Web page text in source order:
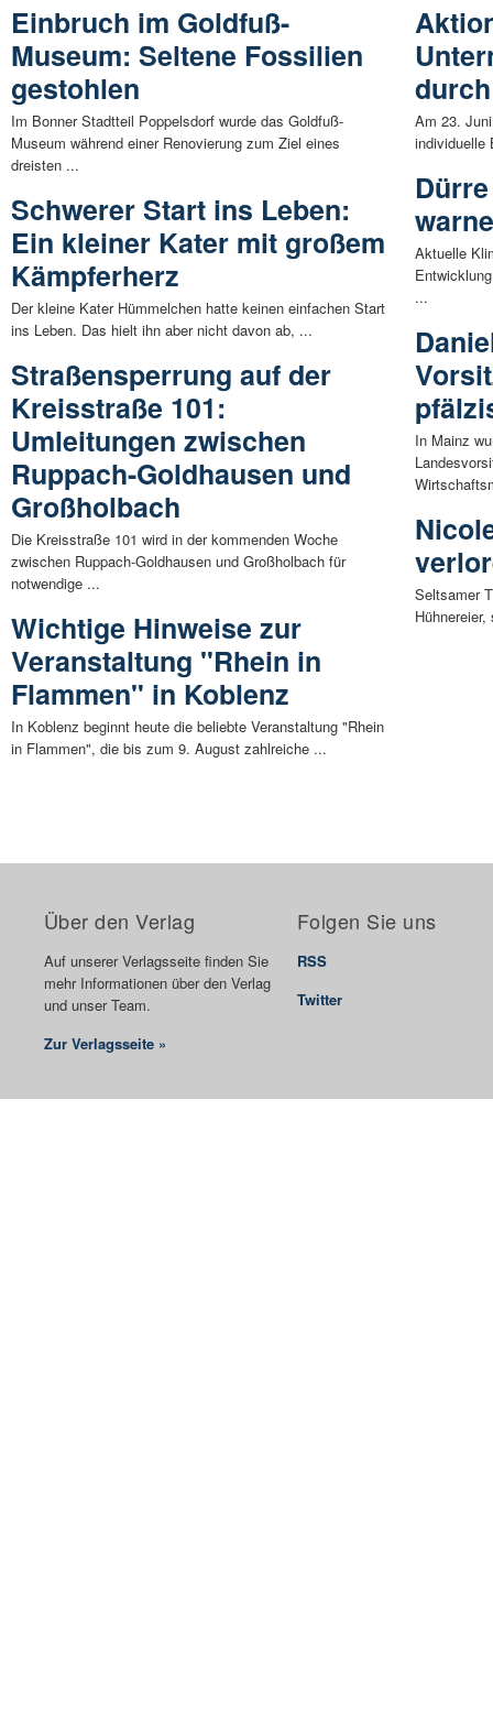
Einbruch im Goldfuß-
Museum: Seltene Fossilien
gestohlen
Im Bonner Stadtteil Poppelsdorf wurde das Goldfuß-
Museum während einer Renovierung zum Ziel eines
dreisten ...
Schwerer Start ins Leben:
Ein kleiner Kater mit großem
Kämpferherz
Der kleine Kater Hümmelchen hatte keinen einfachen Start
ins Leben. Das hielt ihn aber nicht davon ab, ...
Straßensperrung auf der
Kreisstraße 101:
Umleitungen zwischen
Ruppach-Goldhausen und
Großholbach
Die Kreisstraße 101 wird in der kommenden Woche
zwischen Ruppach-Goldhausen und Großholbach für
notwendige ...
Wichtige Hinweise zur
Veranstaltung "Rhein in
Flammen" in Koblenz
In Koblenz beginnt heute die beliebte Veranstaltung "Rhein
in Flammen", die bis zum 9. August zahlreiche ...
Am 23.
individuelle
Aktuelle
...
In Mainz
Seltsamer
Über den Verlag
Auf unserer Verlagsseite finden Sie
mehr Informationen über den Verlag
und unser Team.
Zur Verlagsseite »
Folgen Sie uns
RSS
Twitter